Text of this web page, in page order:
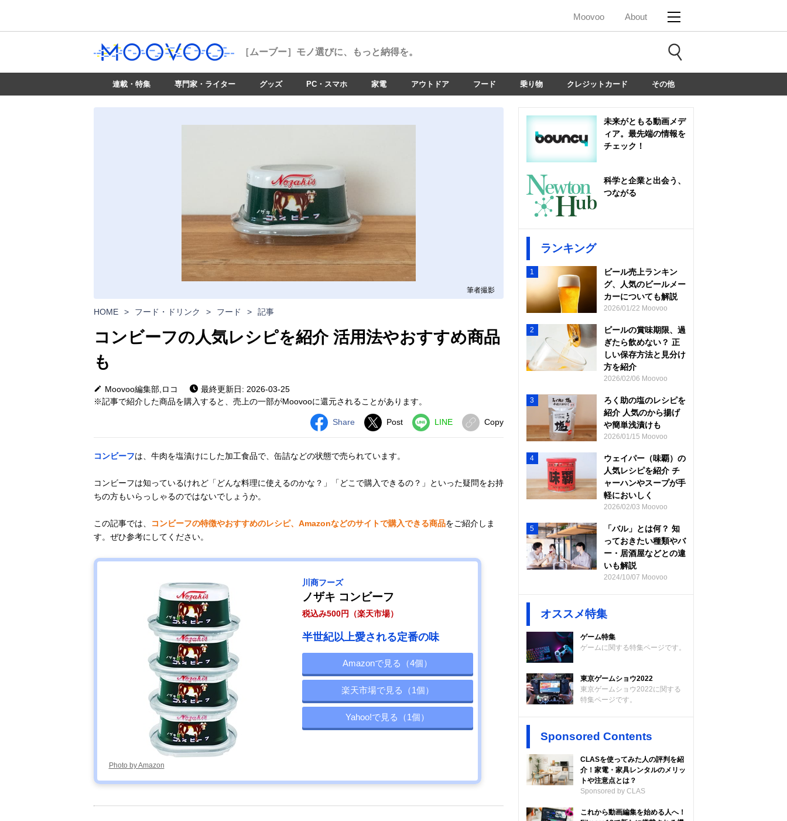
Moovoo About
［ムーブー］ モノ選びに、もっと納得を。
連載・特集 専門家・ライター グッズ PC・スマホ 家電 アウトドア フード 乗り物 クレジットカード その他
筆者撮影
HOME > フード・ドリンク > フード > 記事
コンビーフの人気レシピを紹介 活用法やおすすめ商品
も
Moovoo編集部,ロコ
最終更新日: 2026-03-25
※記事で紹介した商品を購入すると、売上の一部がMoovooに還元されることがあります。
Share Post LINE Copy
コンビーフは、牛肉を塩漬けにした加工食品で、缶詰などの状態で売られています。
コンビーフは知っているけれど「どんな料理に使えるのかな？」「どこで購入できるの？」といった疑問をお持
ちの方もいらっしゃるのではないでしょうか。
この記事では、 コンビーフの特徴やおすすめのレシピ、Amazonなどのサイトで購入できる商品をご紹介しま
す。ぜひ参考にしてください。
Photo by Amazon
川商フーズ
ノザキ コンビーフ
税込み500円（楽天市場）
半世紀以上愛される定番の味
Amazonで見る（4個）
楽天市場で見る（1個）
Yahoo!で見る（1個）
未来がともる動画メデ
ィア。最先端の情報を
チェック！
科学と企業と出会う、
つながる
ランキング
1
ビール売上ランキン
グ、人気のビールメー
カーについても解説
2026/01/22 Moovoo
2
ビールの賞味期限、過
ぎたら飲めない？ 正
しい保存方法と見分け
方を紹介
2026/02/06 Moovoo
3
ろく助の塩のレシピを
紹介 人気のから揚げ
や簡単浅漬けも
2026/01/15 Moovoo
4
ウェイパー（味覇）の
人気レシピを紹介 チ
ャーハンやスープが手
軽においしく
2026/02/03 Moovoo
5
「バル」とは何？ 知
っておきたい種類やバ
ー・居酒屋などとの違
いも解説
2024/10/07 Moovoo
オススメ特集
ゲーム特集
ゲームに関する特集ページです。
東京ゲームショウ2022
東京ゲームショウ2022に関する
特集ページです。
Sponsored Contents
CLASを使ってみた人の評判を紹
介！家電・家具レンタルのメリッ
トや注意点とは？
Sponsored by CLAS
これから動画編集を始める人へ！